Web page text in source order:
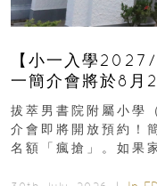
【小一入學
一簡介會將於8月
｜更設有網上重溫
拔萃男書院附屬小學
介會即將開放預約！
名額「瘋搶」。如果